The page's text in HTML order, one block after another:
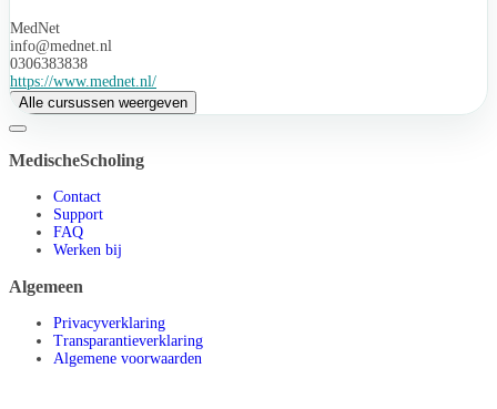
MedNet
info@mednet.nl
0306383838
https://www.mednet.nl/
Alle cursussen weergeven
MedischeScholing
Contact
Support
FAQ
Werken bij
Algemeen
Privacyverklaring
Transparantieverklaring
Algemene voorwaarden